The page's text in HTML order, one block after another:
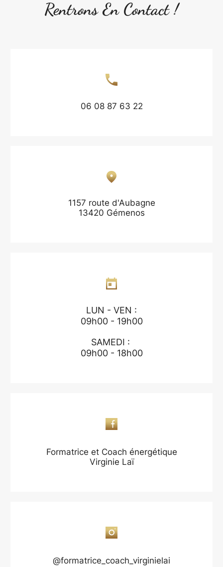
Rentrons En Contact !
06 08 87 63 22
1157 route d'Aubagne
13420 Gémenos
LUN - VEN :
09h00 - 19h00
SAMEDI :
09h00 - 18h00
Formatrice et Coach énergétique
Virginie Laï
@formatrice_coach_virginielai